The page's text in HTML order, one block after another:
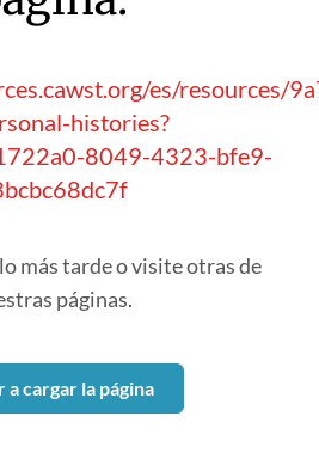
es/resources/
histories?
8049-4323-bfe9-
más tarde o visite otras de
páginas.
a cargar la página